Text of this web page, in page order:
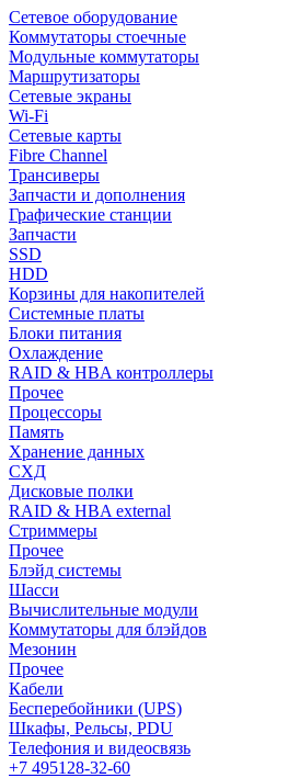
Сетевое оборудование
Коммутаторы стоечные
Модульные коммутаторы
Маршрутизаторы
Сетевые экраны
Wi-Fi
Сетевые карты
Fibre Channel
Трансиверы
Запчасти и дополнения
Графические станции
Запчасти
SSD
HDD
Корзины для накопителей
Системные платы
Блоки питания
Охлаждение
RAID & HBA контроллеры
Прочее
Процессоры
Память
Хранение данных
СХД
Дисковые полки
RAID & HBA external
Стриммеры
Прочее
Блэйд системы
Шасси
Вычислительные модули
Коммутаторы для блэйдов
Мезонин
Прочее
Кабели
Бесперебойники (UPS)
Шкафы, Рельсы, PDU
Телефония и видеосвязь
+7 495128-32-60